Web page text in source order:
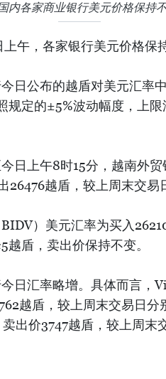
内各家商业银行美元价格保持
午，各家银行美元价格保
日公布的越盾对美元汇率
规定的±5%波动幅度，上
日上午8时15分，越南外
26476越盾，较上周末交易
）美元汇率为买入
盾，卖出价保持不变。
日汇率略增。具体而言，
越盾，较上周末交易日分
出价3747越盾，较上周末